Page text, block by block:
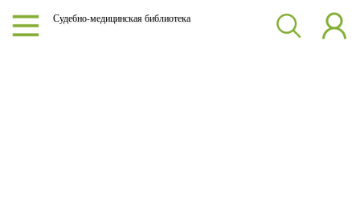
Судебно-медицинская библиотека